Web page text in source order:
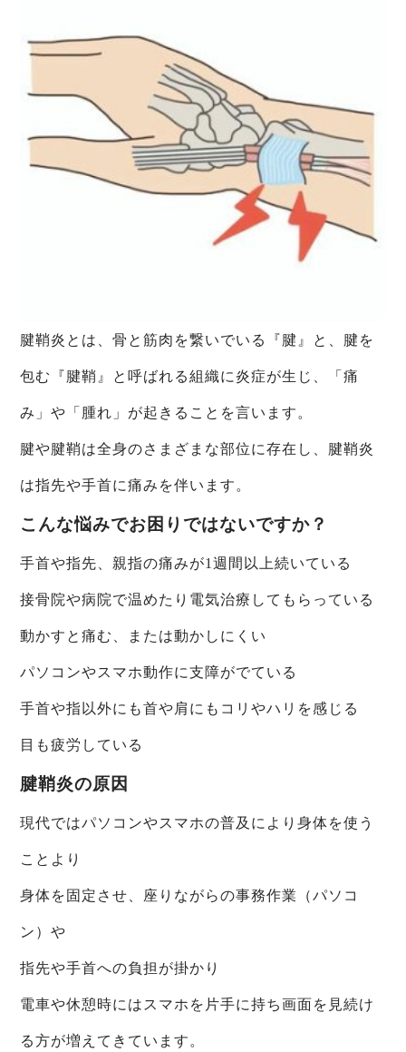
腱鞘炎とは、骨と筋肉を繋いでいる『腱』と、腱を
包む『腱鞘』と呼ばれる組織に炎症が生じ、「痛
み」や「腫れ」が起きることを言います。
腱や腱鞘は全身のさまざまな部位に存在し、腱鞘炎
は指先や手首に痛みを伴います。
こんな悩みでお困りではないですか？
手首や指先、親指の痛みが1週間以上続いている
接骨院や病院で温めたり電気治療してもらっている
動かすと痛む、または動かしにくい
パソコンやスマホ動作に支障がでている
手首や指以外にも首や肩にもコリやハリを感じる
目も疲労している
腱鞘炎の原因
現代ではパソコンやスマホの普及により身体を使う
ことより
身体を固定させ、座りながらの事務作業（パソコ
ン）や
指先や手首への負担が掛かり
電車や休憩時にはスマホを片手に持ち画面を見続け
る方が増えてきています。